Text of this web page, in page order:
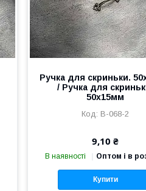
Ручка для скриньки.
/ Ручка для
50х15мм
B-068-2
9,10 ₴
В наявності Оптом і в
Купити